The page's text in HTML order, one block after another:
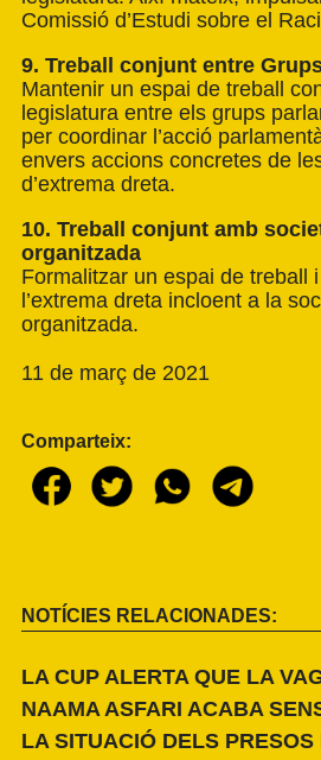
Comissió d’Estudi sobre el
9. Treball conjunt entre
Mantenir un espai de treball
legislatura entre els grups
per coordinar l’acció
envers accions concretes de
d’extrema dreta.
10. Treball conjunt amb
organitzada
Formalitzar un espai de treball
l’extrema dreta incloent a la
organitzada.
11 de març de 2021
Comparteix:
NOTÍCIES RELACIONADES:
LA CUP ALERTA QUE LA
NAAMA ASFARI ACABA
LA SITUACIÓ DELS PRESOS